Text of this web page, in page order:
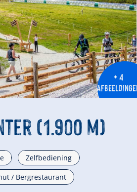
+ 4
(1.900 m)
Zelfbediening
/ Bergrestaurant